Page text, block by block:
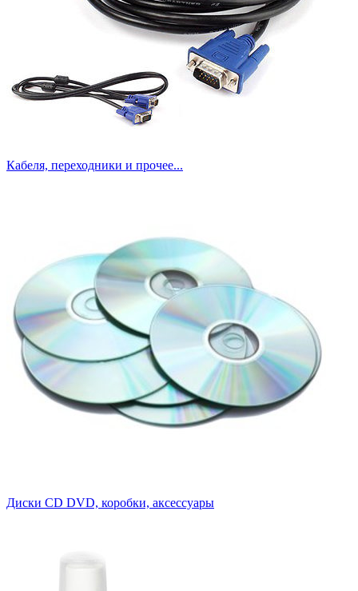
Кабеля, переходники и прочее...
Диски CD DVD, коробки, аксессуары